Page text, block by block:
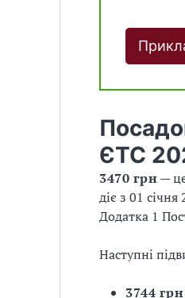
ЄТС
3470 грн—
діє з 01
Додатка 1
Наступні
3744 грн